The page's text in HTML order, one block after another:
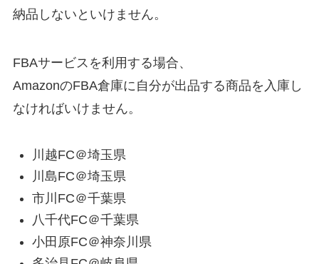
納品しないといけません。
FBAサービスを利用する場合、
AmazonのFBA倉庫に自分が出品する商品を入庫し
なければいけません。
川越FC＠埼玉県
川島FC＠埼玉県
市川FC＠千葉県
八千代FC＠千葉県
小田原FC＠神奈川県